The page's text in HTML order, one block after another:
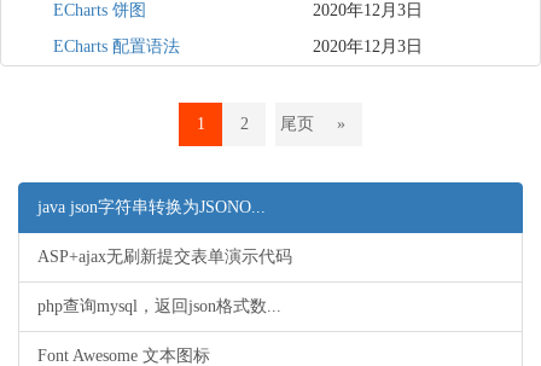
ECharts 饼图
2020年12月3日
ECharts 配置语法
2020年12月3日
1 2 尾页 »
java json字符串转换为JSONO...
ASP+ajax无刷新提交表单演示代码
php查询mysql，返回json格式数...
Font Awesome 文本图标